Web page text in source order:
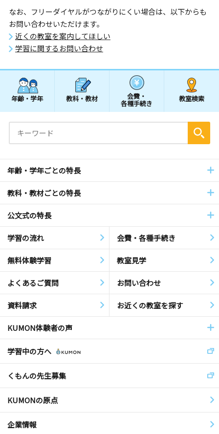
なお、フリーダイヤルがつながりにくい場合は、以下からも
お問い合わせいただけます。
近くの教室を案内してほしい
学習に関するお問い合わせ
年齢・学年 教科・教材 会費・
各種手続き
教室検索
年齢・学年ごとの特長
教科・教材ごとの特長
公文式の特長
学習の流れ 会費・各種手続き
無料体験学習 教室見学
よくあるご質問 お問い合わせ
資料請求 お近くの教室を探す
KUMON体験者の声
学習中の方へ
くもんの先生募集
KUMONの原点
企業情報